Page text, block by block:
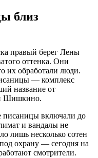
близ
правый берег Лены
оттенка. Они
их обработали люди.
— комплекс
название от
Шишкино.
включали до
и вандалы не
лишь несколько сотен
охрану — сегодня на
смотрители.